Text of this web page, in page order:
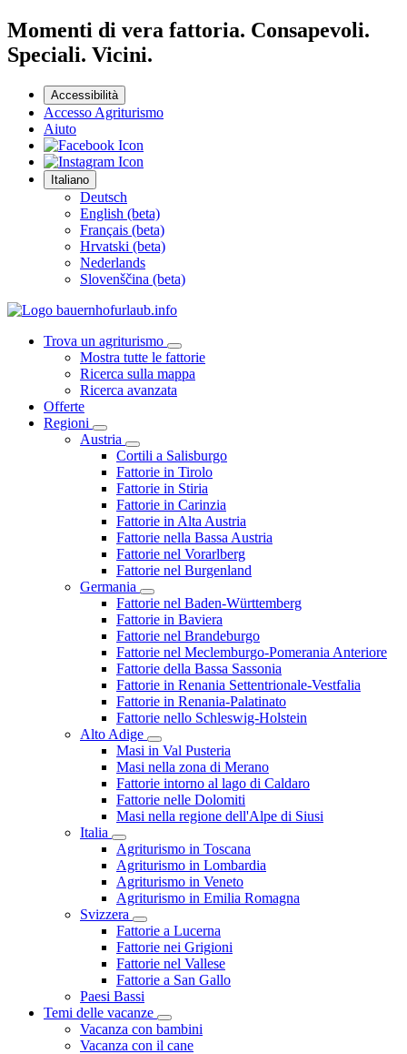
Momenti di vera fattoria. Consapevoli.
Speciali. Vicini.
Accessibilità
Accesso Agriturismo
Aiuto
Italiano
Deutsch
English (beta)
Français (beta)
Hrvatski (beta)
Nederlands
Slovenščina (beta)
Trova un agriturismo
Mostra tutte le fattorie
Ricerca sulla mappa
Ricerca avanzata
Offerte
Regioni
Austria
Cortili a Salisburgo
Fattorie in Tirolo
Fattorie in Stiria
Fattorie in Carinzia
Fattorie in Alta Austria
Fattorie nella Bassa Austria
Fattorie nel Vorarlberg
Fattorie nel Burgenland
Germania
Fattorie nel Baden-Württemberg
Fattorie in Baviera
Fattorie nel Brandeburgo
Fattorie nel Meclemburgo-Pomerania Anteriore
Fattorie della Bassa Sassonia
Fattorie in Renania Settentrionale-Vestfalia
Fattorie in Renania-Palatinato
Fattorie nello Schleswig-Holstein
Alto Adige
Masi in Val Pusteria
Masi nella zona di Merano
Fattorie intorno al lago di Caldaro
Fattorie nelle Dolomiti
Masi nella regione dell'Alpe di Siusi
Italia
Agriturismo in Toscana
Agriturismo in Lombardia
Agriturismo in Veneto
Agriturismo in Emilia Romagna
Svizzera
Fattorie a Lucerna
Fattorie nei Grigioni
Fattorie nel Vallese
Fattorie a San Gallo
Paesi Bassi
Temi delle vacanze
Vacanza con bambini
Vacanza con il cane